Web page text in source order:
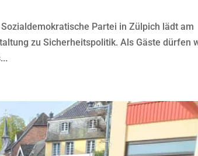
Partei in Zülpich lädt am
zu Sicherheitspolitik. Als Gäste dürfen